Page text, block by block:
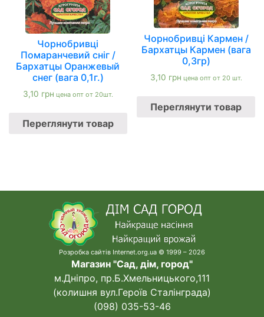
Чорнобривці
Помаранчевий сніг /
Бархатцы Оранжевый
снег (вага 0,1г.)
3,10 грн цена опт от 20шт.
Переглянути товар
Чорнобривці Кармен /
Бархатцы Кармен (вага
0,3гр)
3,10 грн цена опт от 20 шт.
Переглянути товар
Розробка сайтів Internet.org.ua © 1999 – 2026
Магазин "Сад, дім, город"
м.Дніпро, пр.Б.Хмельницького,111
(колишня вул.Героїв Сталінграда)
(098) 035-53-46